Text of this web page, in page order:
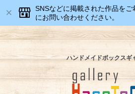
SNSなどに掲載された作品を
にお問い合わせください。
ハンドメイドボックスギ